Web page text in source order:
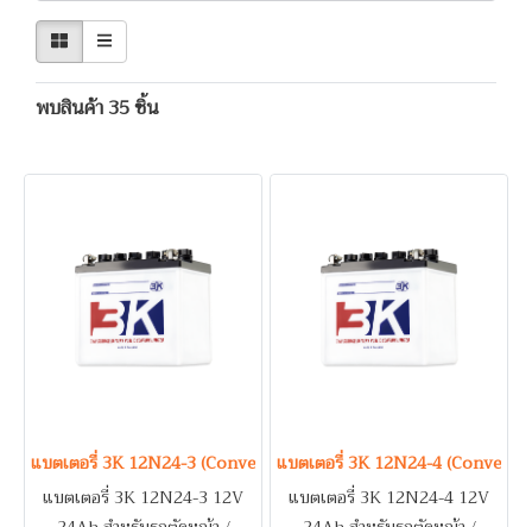
พบสินค้า 35 ชิ้น
แบตเตอรี่ 3K 12N24-3 (Conventional Type) 12V 24Ah
แบตเตอรี่ 3K 12N24-3 12V
แบตเตอรี่ 3K 12N24-4
แบตเตอรี่ 3K 12N24-4 12V